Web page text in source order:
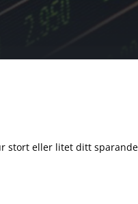
stort eller litet ditt